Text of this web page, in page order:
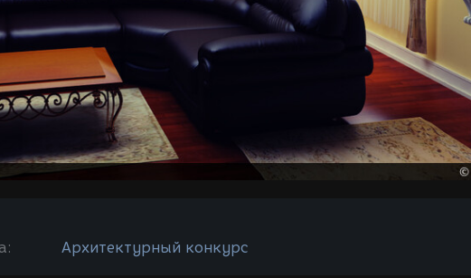
Архитектурный конкурс